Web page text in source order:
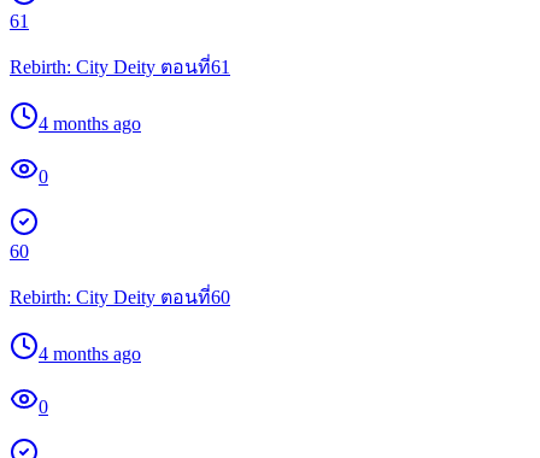
61
Rebirth: City Deity ตอนที่61
4 months ago
0
60
Rebirth: City Deity ตอนที่60
4 months ago
0